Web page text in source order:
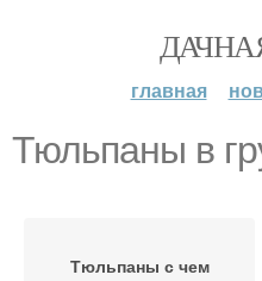
главная
Тюльпаны в
Тюльпаны с чем